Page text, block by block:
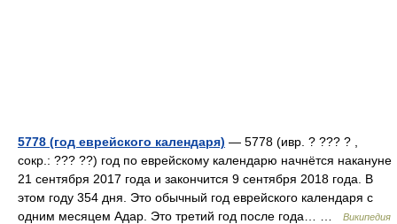
5778 (год еврейского календаря) — 5778 (ивр. ? ??? ? ,
сокр.: ??? ??) год по еврейскому календарю начнётся накануне
21 сентября 2017 года и закончится 9 сентября 2018 года. В
этом году 354 дня. Это обычный год еврейского календаря с
одним месяцем Адар. Это третий год после года… …
Википедия